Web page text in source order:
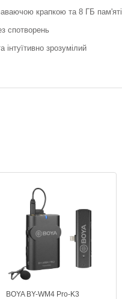
крапкою та 8 ГБ пам'яті
спотворень
зрозумілий
BOYA BY-WM4 Pro-K3